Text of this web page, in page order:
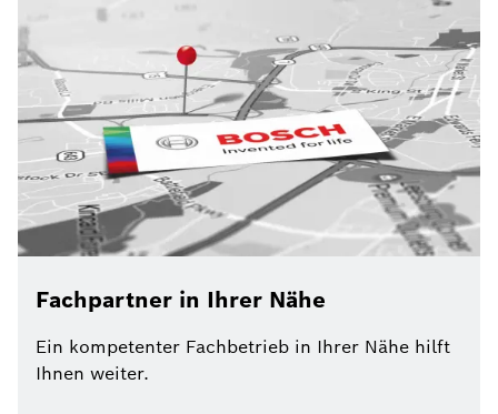
Fachpartner in Ihrer Nähe
Ein kompetenter Fachbetrieb in Ihrer Nähe hilft
Ihnen weiter.